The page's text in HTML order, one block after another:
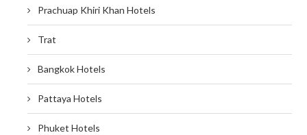
Prachuap Khiri Khan Hotels
Trat
Bangkok Hotels
Pattaya Hotels
Phuket Hotels